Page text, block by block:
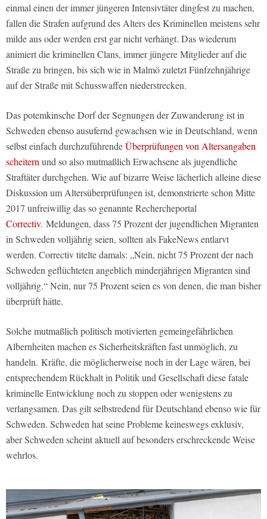
einmal einen der immer jüngeren Intensivtäter dingfest zu machen,
fallen die Strafen aufgrund des Alters des Kriminellen meistens sehr
milde aus oder werden erst gar nicht verhängt. Das wiederum
animiert die kriminellen Clans, immer jüngere Mitglieder auf die
Straße zu bringen, bis sich wie in Malmö zuletzt Fünfzehnjährige
auf der Straße mit Schusswaffen niederstrecken.
Das potemkinsche Dorf der Segnungen der Zuwanderung ist in
Schweden ebenso ausufernd gewachsen wie in Deutschland, wenn
selbst einfach durchzuführendeÜberprüfungen von Altersangaben
scheitern und so also mutmaßlich Erwachsene als jugendliche
Straftäter durchgehen. Wie auf bizarre Weise lächerlich alleine diese
Diskussion um Altersüberprüfungen ist, demonstrierte schon Mitte
2017 unfreiwillig das so genannte Rechercheportal
Correctiv. Meldungen, dass 75 Prozent der jugendlichen Migranten
in Schweden volljährig seien, sollten als FakeNews entlarvt
werden. Correctiv titelte damals: „Nein, nicht 75 Prozent der nach
Schweden geflüchteten angeblich minderjährigen Migranten sind
volljährig.“ Nein, nur 75 Prozent seien es von denen, die man bisher
überprüft hätte.
Solche mutmaßlich politisch motivierten gemeingefährlichen
Albernheiten machen es Sicherheitskräften fast unmöglich, zu
handeln. Kräfte, die möglicherweise noch in der Lage wären, bei
entsprechendem Rückhalt in Politik und Gesellschaft diese fatale
kriminelle Entwicklung noch zu stoppen oder wenigstens zu
verlangsamen. Das gilt selbstredend für Deutschland ebenso wie für
Schweden. Schweden hat seine Probleme keineswegs exklusiv,
aber Schweden scheint aktuell auf besonders erschreckende Weise
wehrlos.